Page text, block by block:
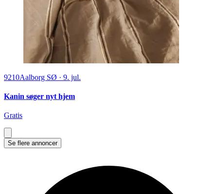
9210Aalborg SØ · 9. jul.
Kanin søger nyt hjem
Gratis
Se flere annoncer